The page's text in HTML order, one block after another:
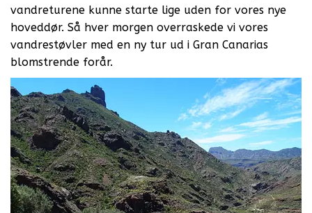
vandreturene kunne starte lige uden for vores nye
hoveddør. Så hver morgen overraskede vi vores
vandrestøvler med en ny tur ud i Gran Canarias
blomstrende forår.